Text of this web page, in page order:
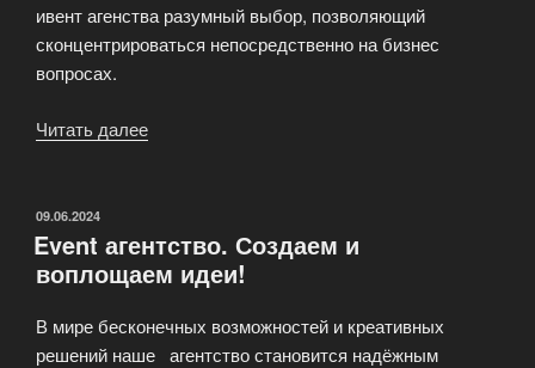
ивент агенства разумный выбор, позволяющий
сконцентрироваться непосредственно на бизнес
вопросах.
Читать далее
ОПУБЛИКОВАНО
09.06.2024
Event агентство. Создаем и
воплощаем идеи!
В мире бесконечных возможностей и креативных
решений наше агентство становится надёжным